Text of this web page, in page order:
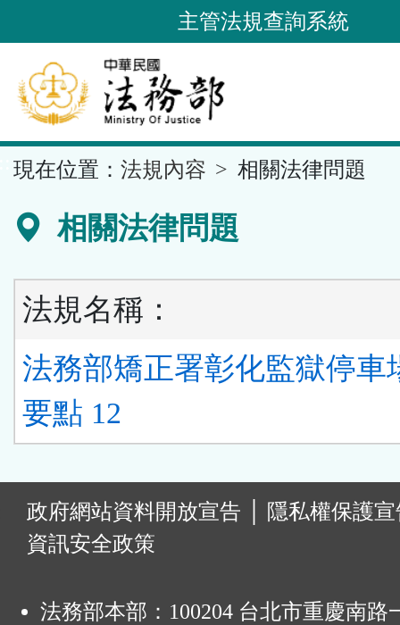
到
要
內
容
區
主管法規查詢系統
現在位置： 法規內容 相關法律問題
相關法律問題
法規名稱：
法務部矯正署彰化監獄停車
要點 12
政府網站資料開放宣告
隱私權保護
資訊安全政策
法務部本部：100204 台北市重慶南路